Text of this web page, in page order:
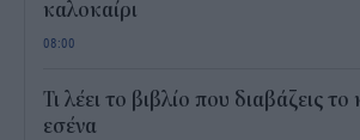
καλοκαίρι
08:00
Τι λέει το βιβλίο που διαβάζεις το
εσένα